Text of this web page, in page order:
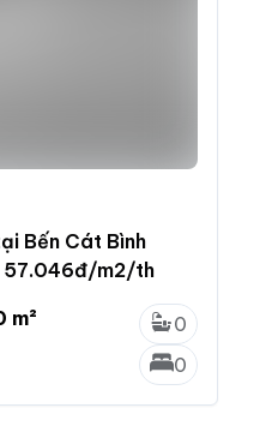
Bến Cát Bình
57.046đ/m2/th
m²
0
0